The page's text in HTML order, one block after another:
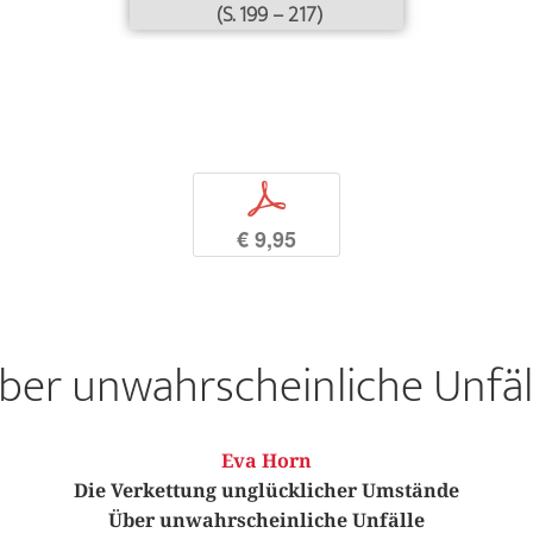
(S. 199 – 217)
p
€ 9,95
unwahrscheinliche
Eva Horn
Die Verkettung unglücklicher Umstände
Über unwahrscheinliche Unfälle